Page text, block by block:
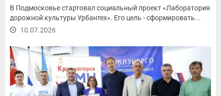
В Подмосковье стартовал социальный проект «Лаборатория
дорожной культуры Урбантех». Его цель - сформировать...
10.07.2026